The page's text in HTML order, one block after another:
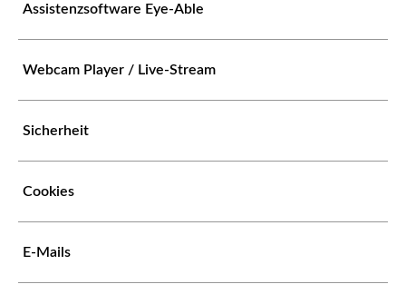
Assistenzsoftware Eye-Able
Webcam Player / Live-Stream
Sicherheit
Cookies
E-Mails